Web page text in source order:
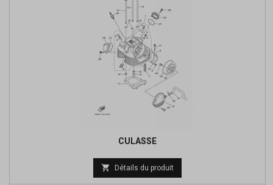
CULASSE
Prix
de
 Détails du produit